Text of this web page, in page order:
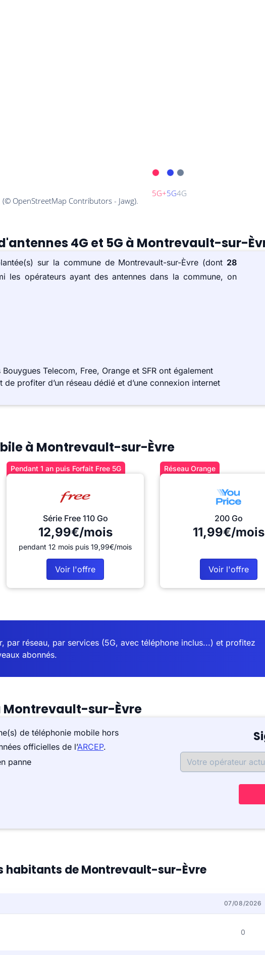
4G et 5G à Montrevault-sur-
sur la commune de Montrevault-sur-Èvre (dont 28
les opérateurs ayant des antennes dans la commune, on
Telecom, Free, Orange et SFR ont également
profiter d’un réseau dédié et d’une connexion internet
à Montrevault-sur-Èvre
Pendant 1 an puis Forfait Free 5G
Série Free 110 Go
12,99€/mois
pendant 12 mois puis 19,99€/mois
Voir l'offre
Réseau Orange
200 Go
11,99€/mois
Voir l'offre
par réseau, par services (5G, avec téléphone inclus...) et profitez
abonnés.
Montrevault-sur-Èvre
de téléphonie mobile hors
officielles de l’ARCEP.
panne
habitants de Montrevault-sur-Èvre
07/08/2026
0